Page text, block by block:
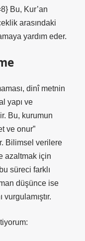
Bu, Kur’an
arasındaki
yardım eder.
dinî metnin
yapı ve
Bu, kurumun
ve onur”
Bilimsel verilere
azaltmak için
süreci farklı
düşünce ise
vurgulamıştır.